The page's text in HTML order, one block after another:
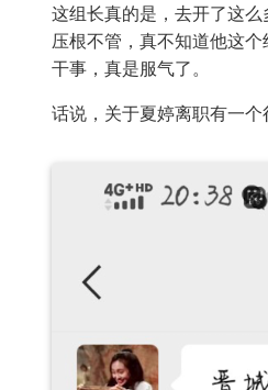
这组长真的是，去开了这
压根不管，真不知道他这
干事，真是服气了。
话说，关于夏婷离职有一个